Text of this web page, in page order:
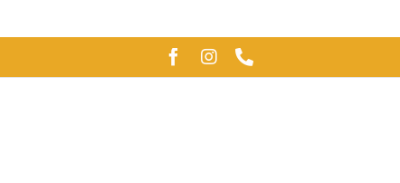
springen
Facebook
Instagram